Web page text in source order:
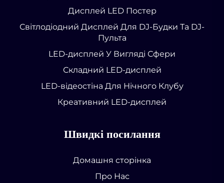
Дисплей LED Постер
Світлодіодний Дисплей Для DJ-Будки Та DJ-
Пульта
LED-дисплей У Вигляді Сфери
Складний LED-дисплей
LED-відеостіна Для Нічного Клубу
Креативний LED-дисплей
Швидкі посилання
Домашня сторінка
Про Нас